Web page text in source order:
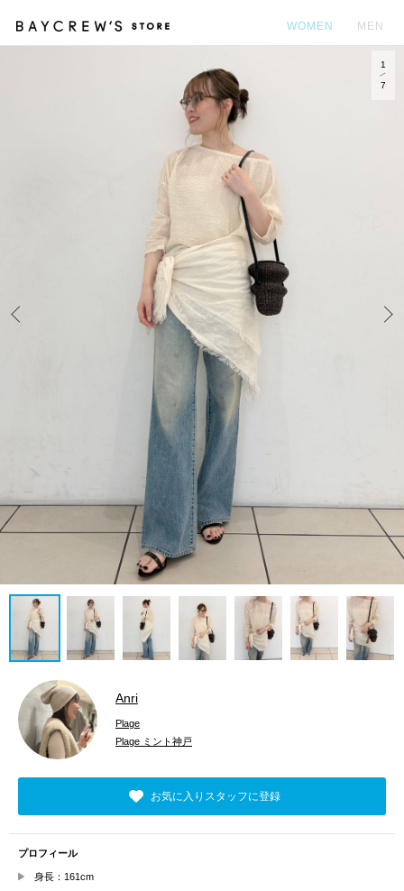
WOMEN MEN
1
7
Anri
Plage
Plage ミント神戸
お気に入りスタッフに登録
プロフィール
身長：161cm